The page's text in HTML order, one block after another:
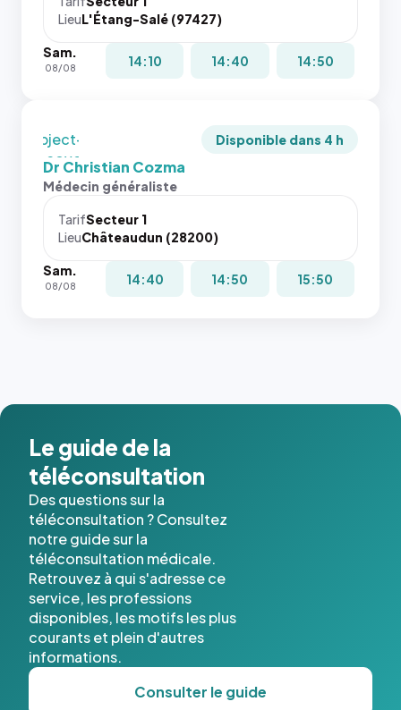
LieuL'Étang-Salé (97427)
Sam.
08/08 14:10 14:40 14:50
toutes les
puisque la
`object-
fit: cover`.
Sans ces
navigateur
pas la
place, et
Disponible dans 4 h
Dr Christian Cozma
Médecin généraliste
TarifSecteur 1
LieuChâteaudun (28200)
Sam.
08/08 14:40 14:50 15:50
Le guide de la
téléconsultation
Des questions sur la
téléconsultation ? Consultez
notre guide sur la
téléconsultation médicale.
Retrouvez à qui s'adresse ce
service, les professions
disponibles, les motifs les plus
courants et plein d'autres
informations.
Consulter le guide